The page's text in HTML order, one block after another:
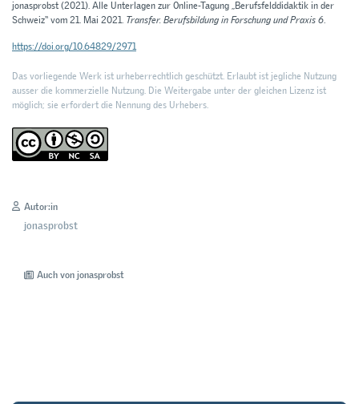
jonasprobst (2021). Alle Unterlagen zur Online-Tagung „Berufsfelddidaktik in der
Schweiz“ vom 21. Mai 2021. Transfer. Berufsbildung in Forschung und Praxis 6.
https://doi.org/10.64829/2971
Das vorliegende Werk ist urheberrechtlich geschützt. Erlaubt ist jegliche Nutzung
ausser die kommerzielle Nutzung. Die Weitergabe unter der gleichen Lizenz ist
möglich; sie erfordert die Nennung des Urhebers.
Autor:in
jonasprobst
Auch von jonasprobst